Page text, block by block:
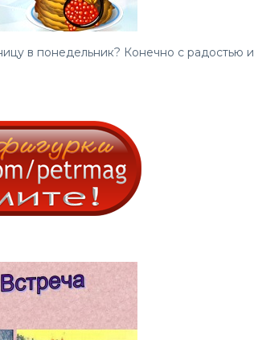
в понедельник? Конечно с радостью и